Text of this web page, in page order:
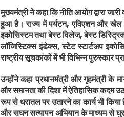
मुख्यमंत्री ने कहा कि नीति आयोग द्वारा
हुआ है। राज्य में पर्यटन, एविएशन और
इकोसिस्टम तथा बेस्ट विलेज, बेस्ट
लॉजिस्टिक्स इंडेक्स, स्टेट स्टार्टअप
राष्ट्रीय सूचकांकों में भी विभिन्न पुरुस्कार
उन्होंने कहा प्रधानमंत्री और गृहमंत्री के
और समानता की दिशा में ऐतिहासिक कदम
रूप से धरातल पर उतारने का कार्य भी
और सघन सत्यापन अभियान के माध्यम से